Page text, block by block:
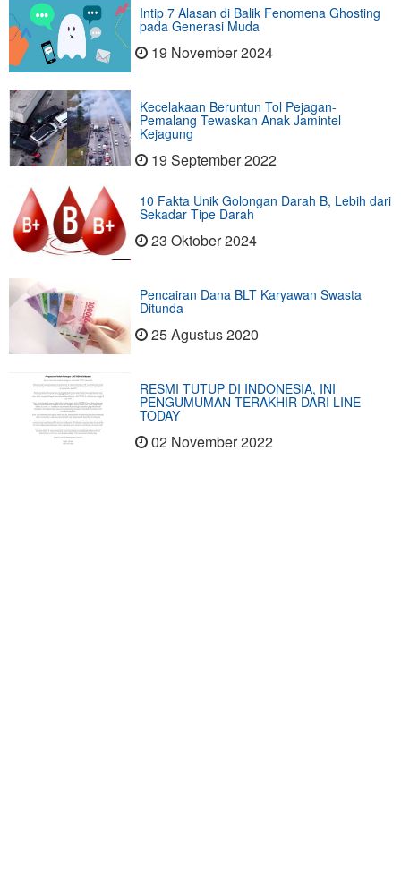
Intip 7 Alasan di Balik Fenomena Ghosting
pada Generasi Muda
19 November 2024
Kecelakaan Beruntun Tol Pejagan-
Pemalang Tewaskan Anak Jamintel
Kejagung
19 September 2022
10 Fakta Unik Golongan Darah B, Lebih dari
Sekadar Tipe Darah
23 Oktober 2024
Pencairan Dana BLT Karyawan Swasta
Ditunda
25 Agustus 2020
RESMI TUTUP DI INDONESIA, INI
PENGUMUMAN TERAKHIR DARI LINE
TODAY
02 November 2022